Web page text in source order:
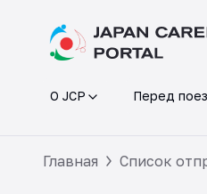
О JCP Перед
Главная Список